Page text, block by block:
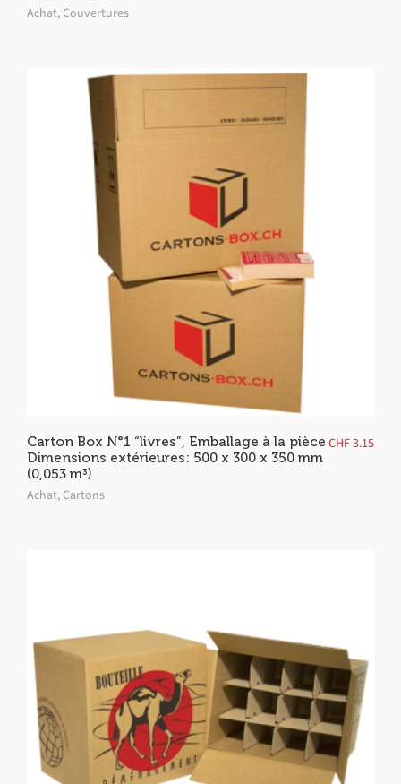
Achat,Couvertures
Carton Box N°1 “livres”, Emballage à la pièce
Dimensions extérieures: 500 x 300 x 350 mm
(0,053 m³)
Achat,Cartons
CHF3.15